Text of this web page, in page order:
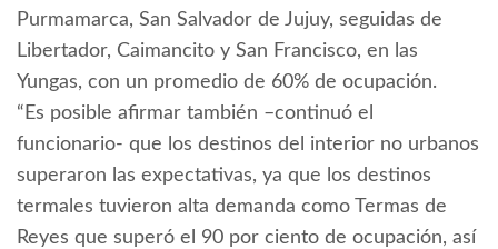
Purmamarca, San Salvador de Jujuy, seguidas de
Libertador, Caimancito y San Francisco, en las
Yungas, con un promedio de 60% de ocupación.
“Es posible afirmar también –continuó el
funcionario- que los destinos del interior no urbanos
superaron las expectativas, ya que los destinos
termales tuvieron alta demanda como Termas de
Reyes que superó el 90 por ciento de ocupación, así